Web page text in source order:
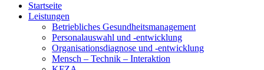
Startseite
Leistungen
Betriebliches Gesundheitsmanagement
Personalauswahl und -entwicklung
Organisationsdiagnose und -entwicklung
Mensch – Technik – Interaktion